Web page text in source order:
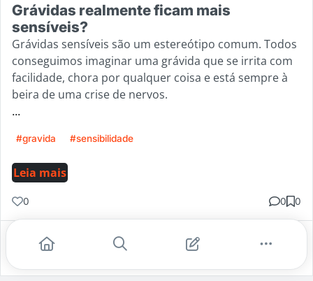
Grávidas realmente ficam mais
sensíveis?
Grávidas sensíveis são um estereótipo comum. Todos
conseguimos imaginar uma grávida que se irrita com
facilidade, chora por qualquer coisa e está sempre à
beira de uma crise de nervos.
...
#gravida #sensibilidade
Leia mais
0 0 0
Gostei Comentar Salvar